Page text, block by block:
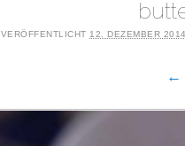
VERÖFFENTLICHT 12. DEZEMBER
←